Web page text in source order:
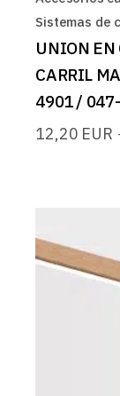
Sistemas de
UNION EN
CARRIL
4901 /
12,20 EUR